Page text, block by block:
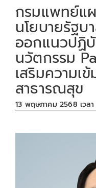
กรมแพทย์แ
นโยบายรัฐบ
ออกแนวปฏิ
นวัตกรรม
เสริมความเ
สาธารณสุข
13 พฤษภาคม 2568 เวล